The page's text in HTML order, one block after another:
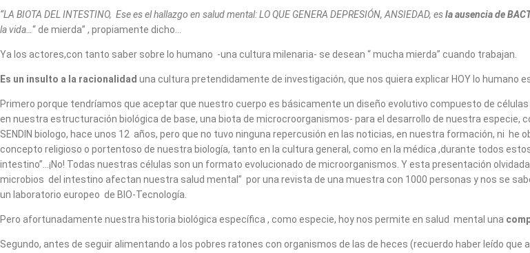
“LA BIOTA DEL INTESTINO, Ese es el hallazgo en salud mental: LO QUE GENERA DEPRESIÓN, ANSIEDAD, esla ausencia de
la vida… “ de mierda” , propiamente dicho…
Ya los actores,con tanto saber sobre lo humano -una cultura milenaria- se desean “ mucha mierda” cuando trabajan.
Es un insulto a la racionalidad una cultura pretendidamente de investigación, que nos quiera explicar HOY lo humano
Primero porque tendríamos que aceptar que nuestro cuerpo es básicamente un diseño evolutivo compuesto de
en nuestra estructuración biológica de base, una biota de microcroorganismos- para el desarrollo de nuestra
SENDIN biologo, hace unos 12 años, pero que no tuvo ninguna repercusión en las noticias, en nuestra formación, ni he
concepto religioso o portentoso de nuestra biología, tanto en la cultura general, como en la médica ,durante todos
intestino”…¡No! Todas nuestras células son un formato evolucionado de microorganismos. Y esta presentación
microbios del intestino afectan nuestra salud mental” por una revista de una muestra con 1000 personas y nos se
un laboratorio europeo de BIO-Tecnología.
Pero afortunadamente nuestra historia biológica específica , como especie, hoy nos permite en salud mental una
Segundo, antes de seguir alimentando a los pobres ratones con organismos de las de heces (recuerdo haber leído